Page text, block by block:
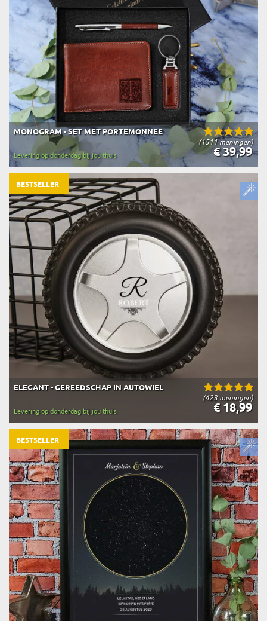
(1511 meningen)
MONOGRAM - SET MET PORTEMONNEE
€ 39,99
Levering op donderdag bij jou thuis
(423 meningen)
ELEGANT - GEREEDSCHAP IN AUTOWIEL
€ 18,99
Levering op donderdag bij jou thuis
BESTSELLER
BESTSELLER